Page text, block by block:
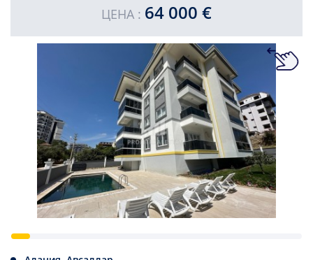
ЦЕНА : 64 000 €